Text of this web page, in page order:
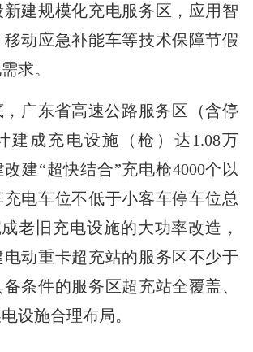
建规模化充电服务区，应用智
动应急补能车等技术保障节假
求。
，广东省高速公路服务区（含停
建成充电设施（枪）达1.08万
建“超快结合”充电枪4000个以
充电车位不低于小客车停车位总
老旧充电设施的大功率改造，
动重卡超充站的服务区不少于
条件的服务区超充站全覆盖、
设施合理布局。